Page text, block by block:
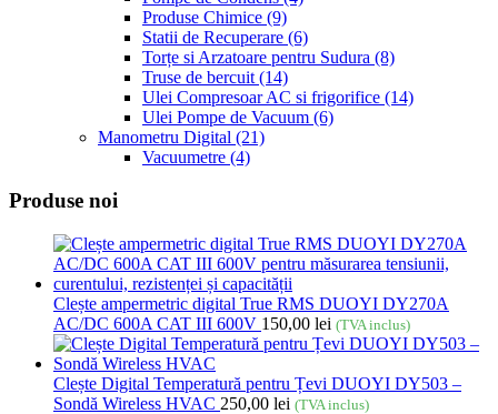
Produse Chimice (9)
Statii de Recuperare (6)
Torțe si Arzatoare pentru Sudura (8)
Truse de bercuit (14)
Ulei Compresoar AC si frigorifice (14)
Ulei Pompe de Vacuum (6)
Manometru Digital (21)
Vacuumetre (4)
Produse noi
Clește ampermetric digital True RMS DUOYI DY270A
AC/DC 600A CAT III 600V 150,00 lei (TVA inclus)
Clește Digital Temperatură pentru Țevi DUOYI DY503 –
Sondă Wireless HVAC 250,00 lei (TVA inclus)